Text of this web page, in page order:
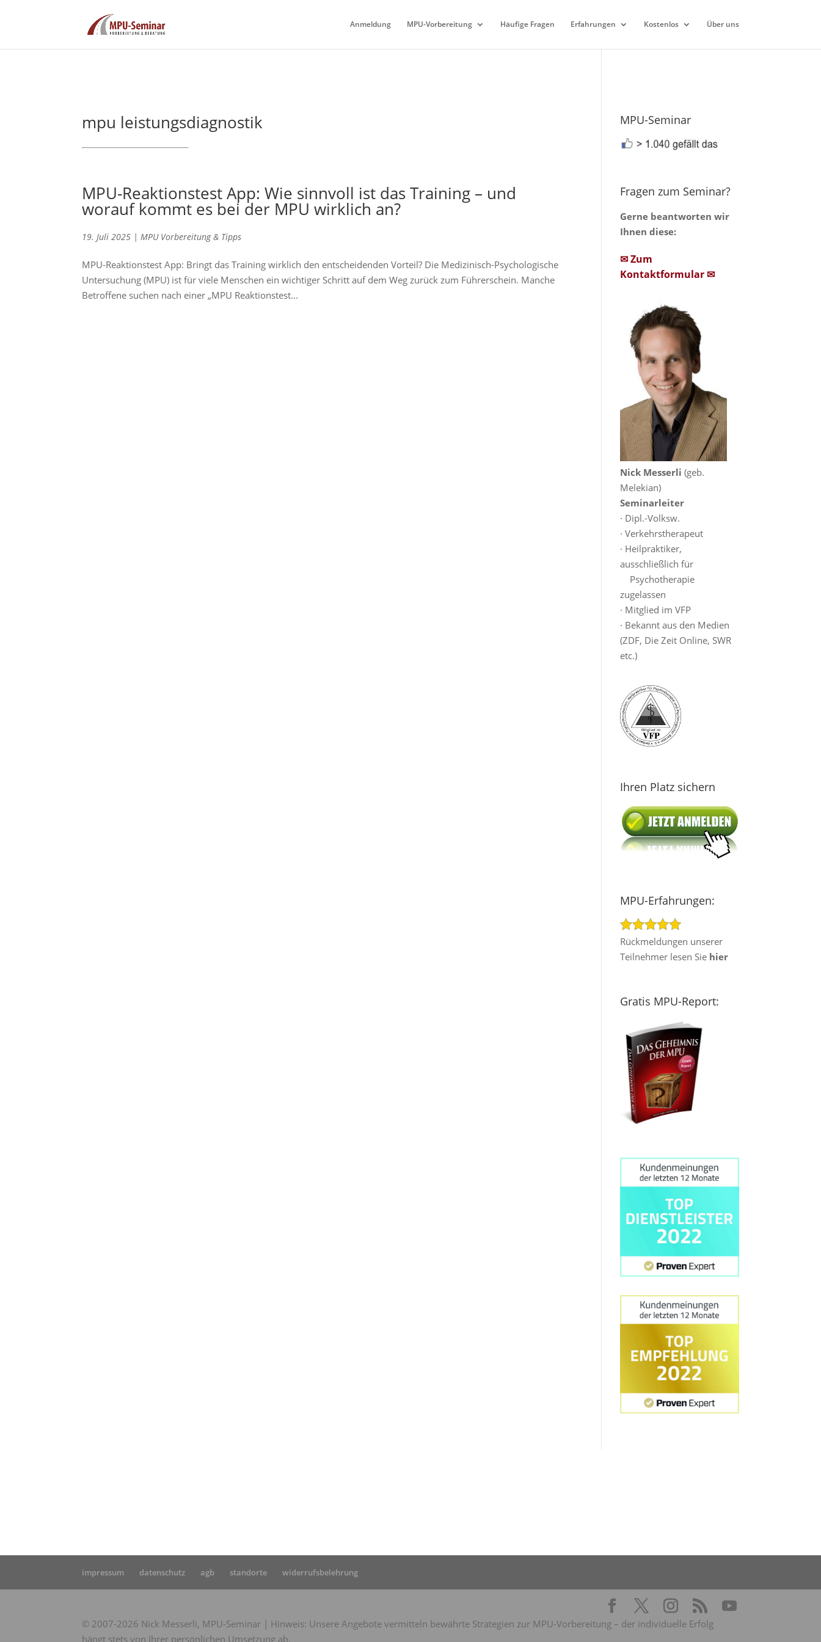
Anmeldung MPU-Vorbereitung Häufige Fragen Erfahrungen Kostenlos Über uns
mpu leistungsdiagnostik
MPU-Reaktionstest App: Wie sinnvoll ist das Training – und
worauf kommt es bei der MPU wirklich an?
19. Juli 2025 |MPU Vorbereitung & Tipps
MPU-Reaktionstest App: Bringt das Training wirklich den entscheidenden Vorteil? Die Medizinisch-Psychologische
Untersuchung (MPU) ist für viele Menschen ein wichtiger Schritt auf dem Weg zurück zum Führerschein. Manche
Betroffene suchen nach einer „MPU Reaktionstest...
MPU-Seminar
Fragen zum Seminar?
Gerne beantworten wir
Ihnen diese:
✉ Zum
Kontaktformular ✉
Nick Messerli (geb.
Melekian)
Seminarleiter
· Dipl.-Volksw.
· Verkehrstherapeut
· Heilpraktiker,
ausschließlich für
Psychotherapie
zugelassen
· Mitglied im VFP
· Bekannt aus den Medien
(ZDF, Die Zeit Online, SWR
etc.)
Ihren Platz sichern
MPU-Erfahrungen:
Rückmeldungen unserer
Teilnehmer lesen Sie hier
Gratis MPU-Report:
impressum datenschutz agb standorte widerrufsbelehrung
© 2007-2026 Nick Messerli, MPU-Seminar | Hinweis: Unsere Angebote vermitteln bewährte Strategien zur MPU-Vorbereitung – der individuelle Erfolg
hängt stets von Ihrer persönlichen Umsetzung ab.